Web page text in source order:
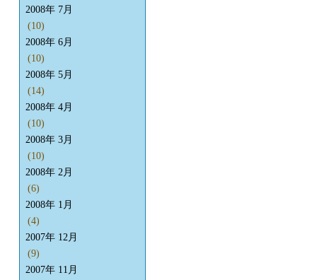
2008年 7月
(10)
2008年 6月
(10)
2008年 5月
(14)
2008年 4月
(10)
2008年 3月
(10)
2008年 2月
(6)
2008年 1月
(4)
2007年 12月
(9)
2007年 11月